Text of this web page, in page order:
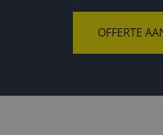
OFFERTE